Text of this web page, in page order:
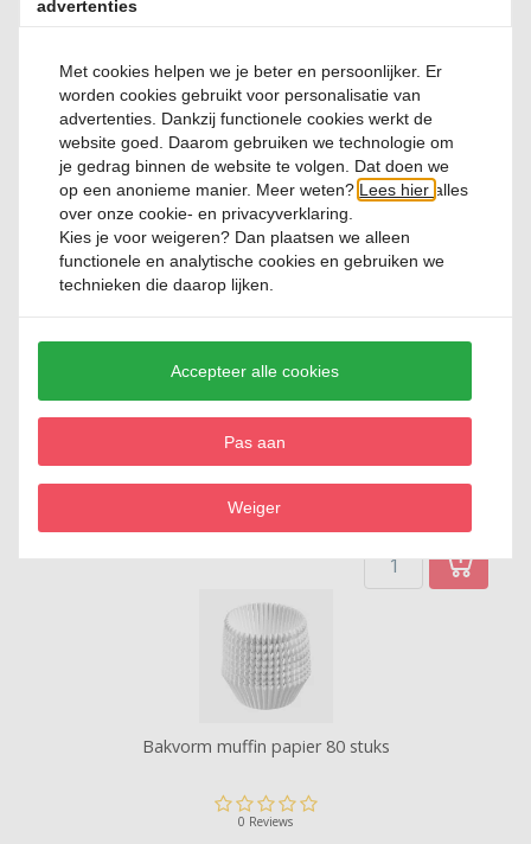
Relevante producten
Bakplaat stokbrood 39 cm SIF
€ 15,95
Bakvorm muffin papier 80 stuks
0 Reviews
advertenties
Met cookies helpen we je beter en persoonlijker. Er
worden cookies gebruikt voor personalisatie van
advertenties. Dankzij functionele cookies werkt de
website goed. Daarom gebruiken we technologie om
je gedrag binnen de website te volgen. Dat doen we
op een anonieme manier. Meer weten? Lees hier alles
over onze cookie- en privacyverklaring.
Kies je voorweigeren? Dan plaatsen we alleen
functionele en analytische cookies en gebruiken we
technieken die daarop lijken.
Accepteer alle cookies
Pas aan
Weiger